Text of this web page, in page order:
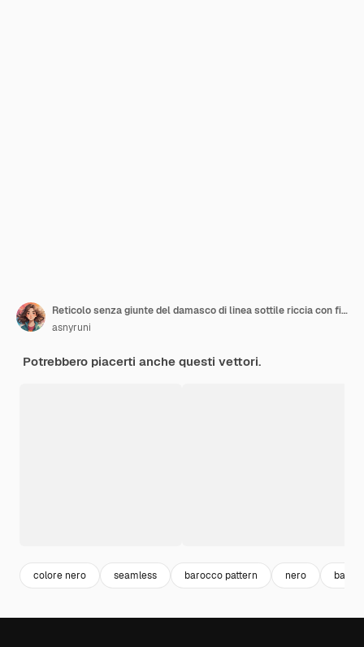
Reticolo senza giunte del damasco di linea sottile riccia con fiori, foglie. Sfondo infinito, ornamento floreale
asnyruni
Potrebbero piacerti anche questi vettori.
colore nero seamless barocco pattern nero